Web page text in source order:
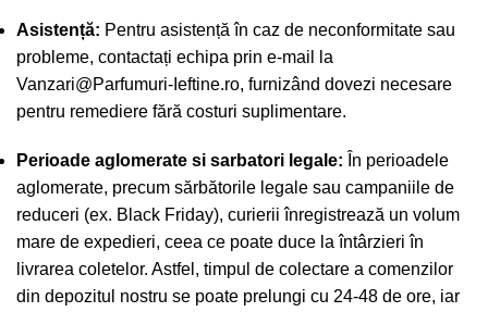
Asistență: Pentru asistență în caz de neconformitate sau
probleme, contactați echipa prin e-mail la
Vanzari@Parfumuri-Ieftine.ro, furnizând dovezi necesare
pentru remediere fără costuri suplimentare.
Perioade aglomerate si sarbatori legale: În perioadele
aglomerate, precum sărbătorile legale sau campaniile de
reduceri (ex. Black Friday), curierii înregistrează un volum
mare de expedieri, ceea ce poate duce la întârzieri în
livrarea coletelor. Astfel, timpul de colectare a comenzilor
din depozitul nostru se poate prelungi cu 24-48 de ore, iar